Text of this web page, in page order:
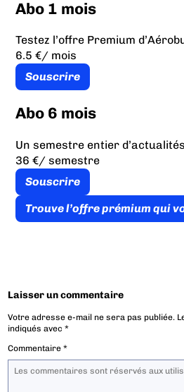
Abo 1 mois
Testez l’offre Premium
6.5 €/ mois
Souscrire
Abo 6 mois
Un semestre entier
36 €/ semestre
Souscrire
Trouve l’offre prémium qui
Laisser un commentaire
Votre adresse e-mail ne sera pas publiée.
indiqués avec*
Commentaire*